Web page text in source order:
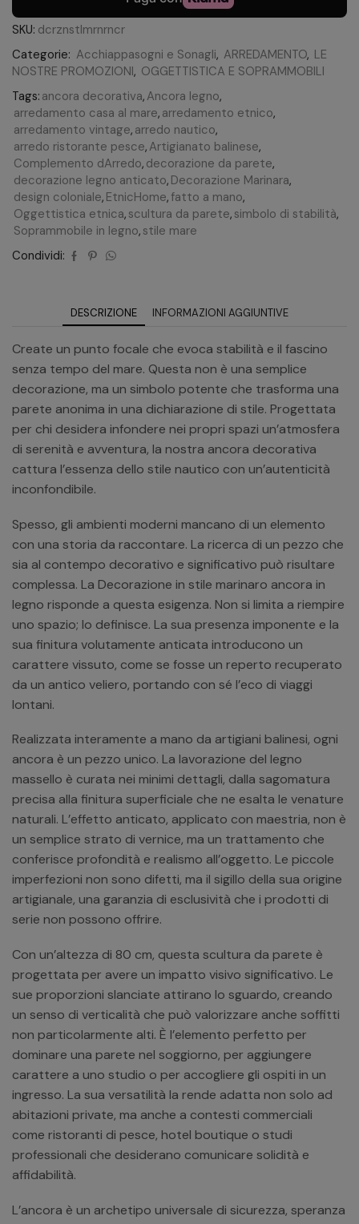
SKU: dcrznstlmrnrncr
Categorie: Acchiappasogni e Sonagli, ARREDAMENTO, LE
NOSTRE PROMOZIONI, OGGETTISTICA E SOPRAMMOBILI
Tags: ancora decorativa, Ancora legno,
arredamento casa al mare, arredamento etnico,
arredamento vintage, arredo nautico,
arredo ristorante pesce, Artigianato balinese,
Complemento dArredo, decorazione da parete,
decorazione legno anticato, Decorazione Marinara,
design coloniale, EtnicHome, fatto a mano,
Oggettistica etnica, scultura da parete, simbolo di stabilità,
Soprammobile in legno, stile mare
Condividi:
DESCRIZIONE INFORMAZIONI AGGIUNTIVE
Create un punto focale che evoca stabilità e il fascino
senza tempo del mare. Questa non è una semplice
decorazione, ma un simbolo potente che trasforma una
parete anonima in una dichiarazione di stile. Progettata
per chi desidera infondere nei propri spazi un’atmosfera
di serenità e avventura, la nostra ancora decorativa
cattura l’essenza dello stile nautico con un’autenticità
inconfondibile.
Spesso, gli ambienti moderni mancano di un elemento
con una storia da raccontare. La ricerca di un pezzo che
sia al contempo decorativo e significativo può risultare
complessa. La Decorazione in stile marinaro ancora in
legno risponde a questa esigenza. Non si limita a riempire
uno spazio; lo definisce. La sua presenza imponente e la
sua finitura volutamente anticata introducono un
carattere vissuto, come se fosse un reperto recuperato
da un antico veliero, portando con sé l’eco di viaggi
lontani.
Realizzata interamente a mano da artigiani balinesi, ogni
ancora è un pezzo unico. La lavorazione del legno
massello è curata nei minimi dettagli, dalla sagomatura
precisa alla finitura superficiale che ne esalta le venature
naturali. L’effetto anticato, applicato con maestria, non è
un semplice strato di vernice, ma un trattamento che
conferisce profondità e realismo all’oggetto. Le piccole
imperfezioni non sono difetti, ma il sigillo della sua origine
artigianale, una garanzia di esclusività che i prodotti di
serie non possono offrire.
Con un’altezza di 80 cm, questa scultura da parete è
progettata per avere un impatto visivo significativo. Le
sue proporzioni slanciate attirano lo sguardo, creando
un senso di verticalità che può valorizzare anche soffitti
non particolarmente alti. È l’elemento perfetto per
dominare una parete nel soggiorno, per aggiungere
carattere a uno studio o per accogliere gli ospiti in un
ingresso. La sua versatilità la rende adatta non solo ad
abitazioni private, ma anche a contesti commerciali
come ristoranti di pesce, hotel boutique o studi
professionali che desiderano comunicare solidità e
affidabilità.
L’ancora è un archetipo universale di sicurezza, speranza